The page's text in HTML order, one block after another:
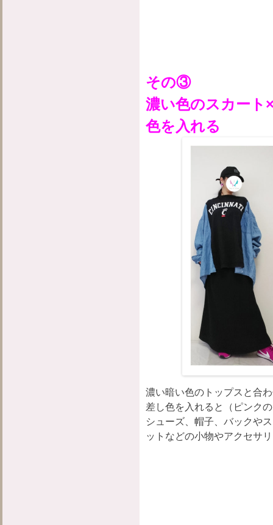
その③
濃い色のスカート
色を入れる
濃い暗い色のトップスと合
差し色を入れると（ピンク
シューズ、帽子、バックや
ットなどの小物やアクセサ